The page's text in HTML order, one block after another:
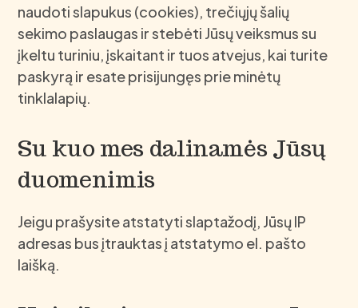
naudoti slapukus (cookies), trečiųjų šalių
sekimo paslaugas ir stebėti Jūsų veiksmus su
įkeltu turiniu, įskaitant ir tuos atvejus, kai turite
paskyrą ir esate prisijungęs prie minėtų
tinklalapių.
Su kuo mes dalinamės Jūsų
duomenimis
Jeigu prašysite atstatyti slaptažodį, Jūsų IP
adresas bus įtrauktas į atstatymo el. pašto
laišką.